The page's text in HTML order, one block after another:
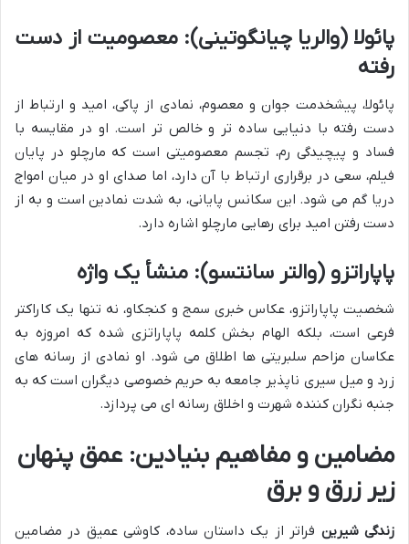
پائولا (والریا چیانگوتینی): معصومیت از دست
رفته
پائولا، پیشخدمت جوان و معصوم، نمادی از پاکی، امید و ارتباط از
دست رفته با دنیایی ساده تر و خالص تر است. او در مقایسه با
فساد و پیچیدگی رم، تجسم معصومیتی است که مارچلو در پایان
فیلم، سعی در برقراری ارتباط با آن دارد، اما صدای او در میان امواج
دریا گم می شود. این سکانس پایانی، به شدت نمادین است و به از
دست رفتن امید برای رهایی مارچلو اشاره دارد.
پاپاراتزو (والتر سانتسو): منشأ یک واژه
شخصیت پاپاراتزو، عکاس خبری سمج و کنجکاو، نه تنها یک کاراکتر
فرعی است، بلکه الهام بخش کلمه پاپاراتزی شده که امروزه به
عکاسان مزاحم سلبریتی ها اطلاق می شود. او نمادی از رسانه های
زرد و میل سیری ناپذیر جامعه به حریم خصوصی دیگران است که به
جنبه نگران کننده شهرت و اخلاق رسانه ای می پردازد.
مضامین و مفاهیم بنیادین: عمق پنهان
زیر زرق و برق
زندگی شیرین فراتر از یک داستان ساده، کاوشی عمیق در مضامین